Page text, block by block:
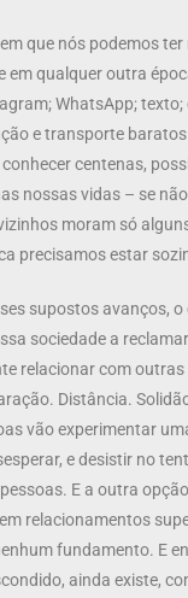
que nós podemos
em qualquer outra
WhatsApp; texto;
e transporte
centenas,
nossas vidas – se não
moram só
precisamos estar
supostos avanços, o
sociedade a
relacionar com outras
Distância.
vão experimentar
e desistir no
E a outra
relacionamentos
fundamento. E
ainda existe,